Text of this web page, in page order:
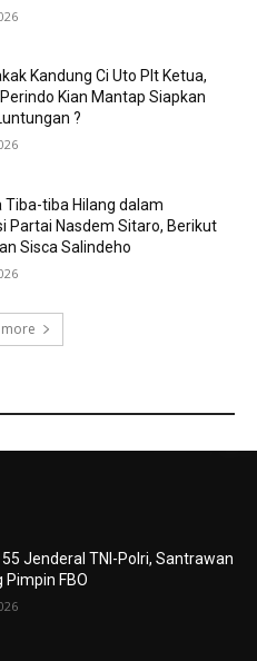
Kandung Ci Uto Plt Ketua,
Kian Mantap Siapkan
?
Tiba-tiba Hilang dalam
Partai Nasdem Sitaro, Berikut
Sisca Salindeho
55 Jenderal TNI-Polri, Santrawan
Pimpin FBO